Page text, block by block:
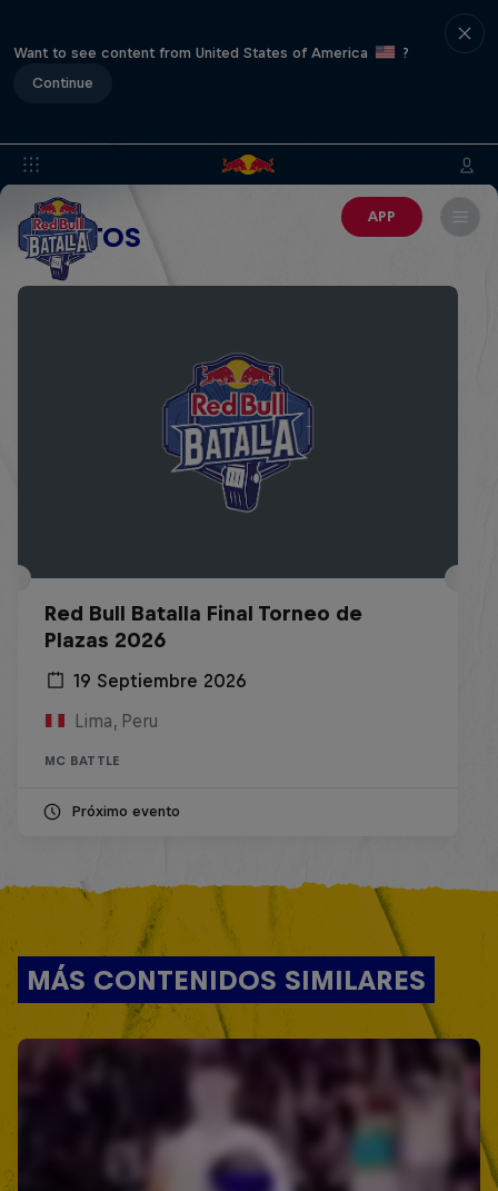
Want to see content from United States of America
?
Continue
APP
EVENTOS
Red Bull Batalla Final Torneo de
Plazas 2026
19 Septiembre 2026
Lima, Peru
MC BATTLE
Próximo evento
MÁS CONTENIDOS SIMILARES